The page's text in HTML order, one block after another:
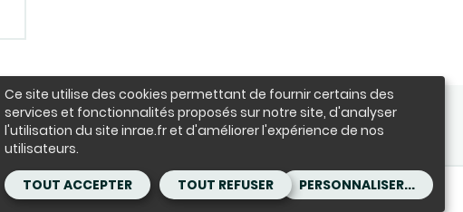
Ce site utilise des cookies permettant de fournir certains des
services et fonctionnalités proposés sur notre site, d'analyser
l'utilisation du site inrae.fr et d'améliorer l'expérience de nos
utilisateurs.
PERSONNALISER...
TOUT ACCEPTER TOUT REFUSER
NOUS SUIVRE
LinkedInFacebook
BlueSkyinstagram
Youtube
X
CGU Accessibilité : partiellement conforme
Contact